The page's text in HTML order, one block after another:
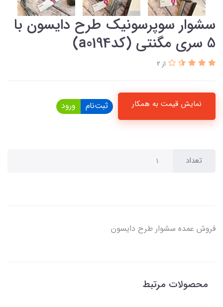
سشوار سوپرسونیک طرح دایسون با
5 سری مگنتی (کدa0194)
از 2
نمایش قیمت به همکار ثبت‌نام ورود
تعداد
فروش عمده سشوار طرح دایسون
محصولات مرتبط